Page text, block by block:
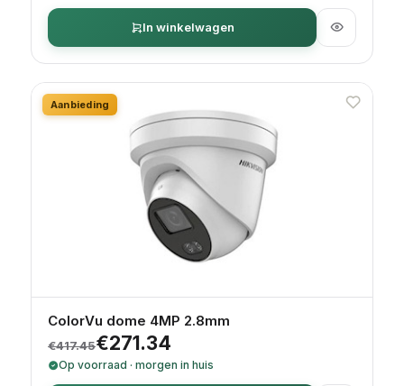
In winkelwagen
Aanbieding
ColorVu dome 4MP 2.8mm
€417.45
Oorspronkelijke prijs was: €417.45.
€271.34
Huidige prijs is: €271.34.
Op voorraad · morgen in huis